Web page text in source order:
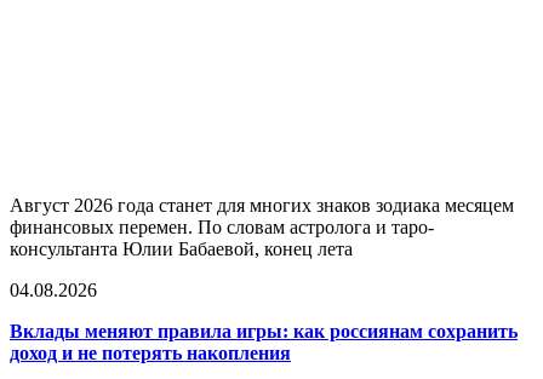
Август 2026 года станет для многих знаков зодиака месяцем
финансовых перемен. По словам астролога и таро-
консультанта Юлии Бабаевой, конец лета
04.08.2026
Вклады меняют правила игры: как россиянам сохранить
доход и не потерять накопления